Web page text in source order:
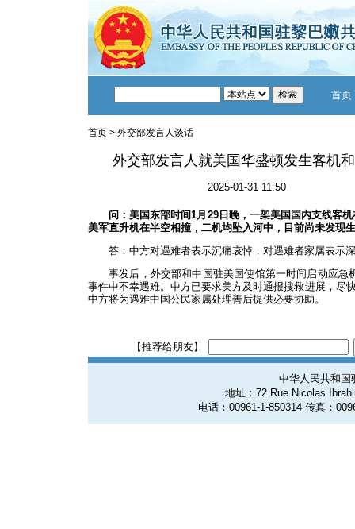
首页
首页 > 外交部发言人谈话
外交部发言人就美国华盛顿发生客机
2025-01-31 11:50
问：美国东部时间1月29日晚，一架美国国内支线客
美军直升机在半空相撞，二机均坠入河中，目前尚未发现
答：中方对遇难者表示沉痛哀悼，对遇难者家属表示
事发后，外交部和中国驻美国使馆第一时间启动应急
事件中不幸遇难。中方已要求美方及时通报搜救进展，尽
中方将为遇难中国公民家属处理善后提供必要协助。
【推荐给朋友】
中华人民共和国
地址：72 Rue Nicolas
电话：00961-1-850314 传真：